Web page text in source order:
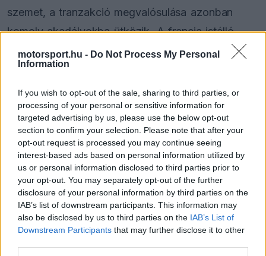
motorsport.hu - Do Not Process My Personal
Information
If you wish to opt-out of the sale, sharing to third parties, or
processing of your personal or sensitive information for
targeted advertising by us, please use the below opt-out
section to confirm your selection. Please note that after your
opt-out request is processed you may continue seeing
interest-based ads based on personal information utilized by
us or personal information disclosed to third parties prior to
your opt-out. You may separately opt-out of the further
disclosure of your personal information by third parties on the
IAB’s list of downstream participants. This information may
also be disclosed by us to third parties on the IAB’s List of
Downstream Participants that may further disclose it to other
szemet, a tranzakció megvalósulása azonban
komoly akadályokba ütközik. A francia istálló
mögött álló Renault vezetősége ugyanis hallani
sem akar a korábbi csapatfőnök érkezéséről.
A Motorsport Italia értesülései szerint a francia
autógyártó ellenállása egyértelműen a múltbéli
sérelmekre vezethető vissza. ARed Bullés a
Renault közös évei alatt Horner rendszeresen és
kíméletlenül kritizálta a motorrészleg munkáját,
ezeket a megjegyzéseket pedig a márka jelenlegi
irányítói a mai napig nem felejtették el. Ez a
feszült viszony jelentheti a legnagyobb gátat a